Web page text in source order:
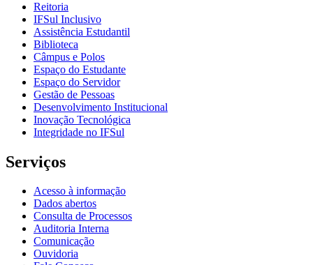
Reitoria
IFSul Inclusivo
Assistência Estudantil
Biblioteca
Câmpus e Polos
Espaço do Estudante
Espaço do Servidor
Gestão de Pessoas
Desenvolvimento Institucional
Inovação Tecnológica
Integridade no IFSul
Serviços
Acesso à informação
Dados abertos
Consulta de Processos
Auditoria Interna
Comunicação
Ouvidoria